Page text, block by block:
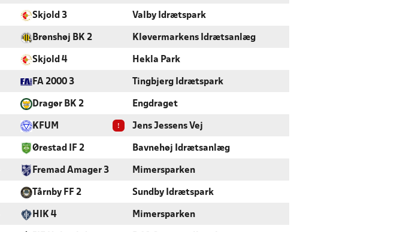
Skjold 3 Valby Idrætspark
Brønshøj BK 2 Kløvermarkens Idrætsanlæg
Skjold 4 Hekla Park
FA 2000 3 Tingbjerg Idrætspark
Dragør BK 2 Engdraget
KFUM ! Jens Jessens Vej
Ørestad IF 2 Bavnehøj Idrætsanlæg
Fremad Amager 3 Mimersparken
Tårnby FF 2 Sundby Idrætspark
HIK 4 Mimersparken